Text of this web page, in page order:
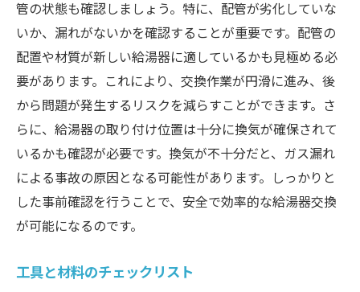
管の状態も確認しましょう。特に、配管が劣化していな
いか、漏れがないかを確認することが重要です。配管の
配置や材質が新しい給湯器に適しているかも見極める必
要があります。これにより、交換作業が円滑に進み、後
から問題が発生するリスクを減らすことができます。さ
らに、給湯器の取り付け位置は十分に換気が確保されて
いるかも確認が必要です。換気が不十分だと、ガス漏れ
による事故の原因となる可能性があります。しっかりと
した事前確認を行うことで、安全で効率的な給湯器交換
が可能になるのです。
工具と材料のチェックリスト